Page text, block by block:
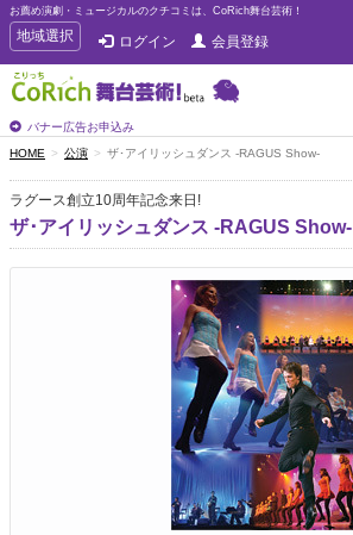
お薦め演劇・ミュージカルのクチコミは、CoRich舞台芸術！
T
o
g
g
e
n
a
v
i
g
地域選択 ログイン 会員登録
バナー広告お申込み
HOME 公演 ザ･アイリッシュダンス -RAGUS Show-
ラグース創立10周年記念来日!
ザ･アイリッシュダンス -RAGUS Show-